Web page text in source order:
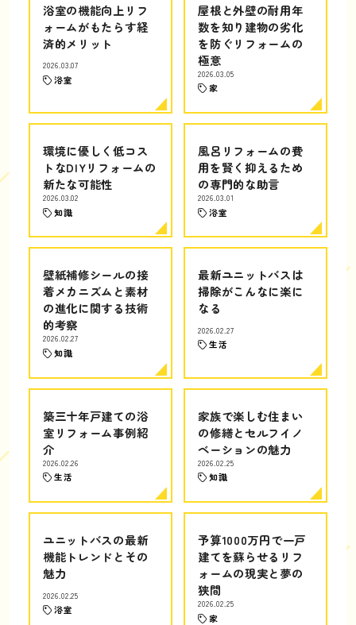
浴室の機能向上リフ
ォームがもたらす経
済的メリット
2026.03.07
浴室
屋根と外壁の耐用年
数を知り建物の劣化
を防ぐリフォームの
極意
2026.03.05
家
環境に優しく低コス
トなDIYリフォームの
新たな可能性
2026.03.02
知識
風呂リフォームの費
用を賢く抑えるため
の専門的な助言
2026.03.01
浴室
壁紙補修シールの接
着メカニズムと素材
の進化に関する技術
的考察
2026.02.27
知識
最新ユニットバスは
掃除がこんなに楽に
なる
2026.02.27
生活
築三十年戸建ての浴
室リフォーム事例紹
介
2026.02.26
生活
家族で楽しむ住まい
の修繕とセルフイノ
ベーションの魅力
2026.02.25
知識
ユニットバスの最新
機能トレンドとその
魅力
2026.02.25
浴室
予算1000万円で一戸
建てを蘇らせるリフ
ォームの現実と夢の
狭間
2026.02.25
家